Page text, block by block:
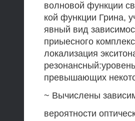
волновой функции
кой функции Грина,
явный вид
приыесного
локализация
превышающих
~ Вычислены
вероятности